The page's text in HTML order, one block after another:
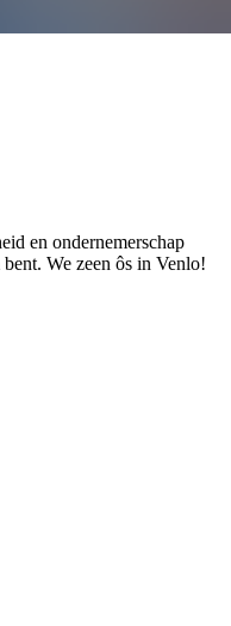
en ondernemerschap
We zeen ôs in Venlo!